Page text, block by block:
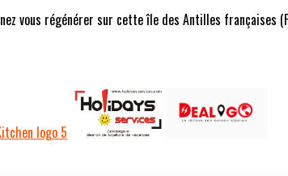
vous régénérer sur cette île des Antilles françaises